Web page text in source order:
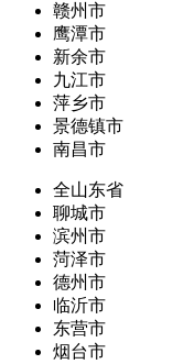
赣州市
鹰潭市
新余市
九江市
萍乡市
景德镇市
南昌市
全山东省
聊城市
滨州市
菏泽市
德州市
临沂市
东营市
烟台市